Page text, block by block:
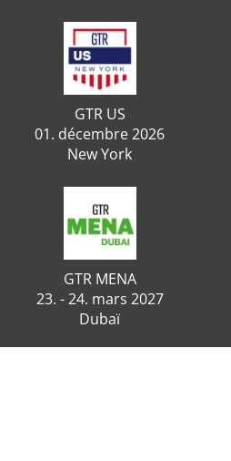
GTR US
01. décembre 2026
New York
GTR MENA
23. - 24. mars 2027
Dubaï